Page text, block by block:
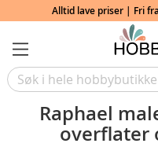
Alltid lave priser | Fri
Raphael
overflater